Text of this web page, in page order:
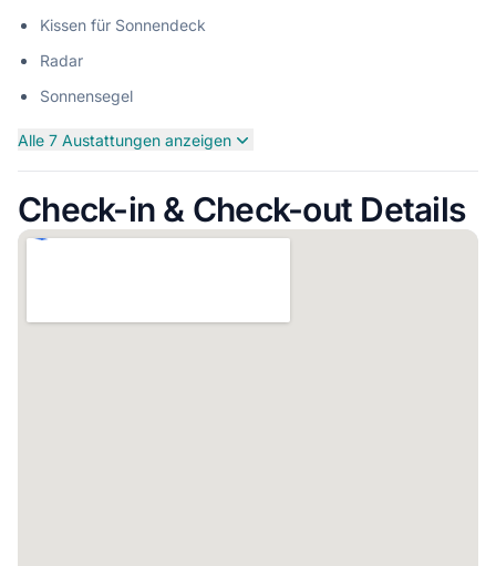
Kissen für Sonnendeck
Radar
Sonnensegel
Alle 7 Austattungen anzeigen
Check-in & Check-out Details